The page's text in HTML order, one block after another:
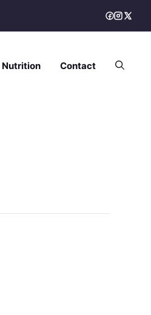
Nutrition Contact